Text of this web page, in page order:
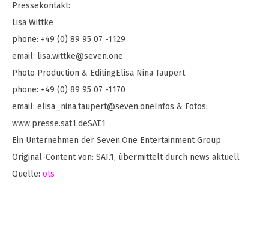
Pressekontakt:
Lisa Wittke
phone: +49 (0) 89 95 07 -1129
email: lisa.wittke@seven.one
Photo Production & EditingElisa Nina Taupert
phone: +49 (0) 89 95 07 -1170
email: elisa_nina.taupert@seven.oneInfos & Fotos:
www.presse.sat1.deSAT.1
Ein Unternehmen der Seven.One Entertainment Group
Original-Content von: SAT.1, übermittelt durch news aktuell
Quelle: ots